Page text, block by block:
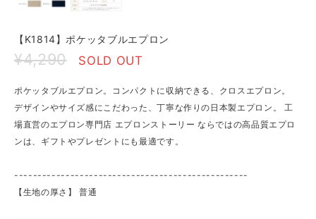
【K1814】ポケッタブルエプロン
¥4,290 SOLD OUT
ポケッタブルエプロン。コンパクトに収納できる、クロスエプロン。
デザインやサイズ感にこだわった、丁寧な作りの日本製エプロン。 工
場直営のエプロン専門店 エプロンストーリー ならではの高品質エプロ
ンは、ギフトやプレゼントにも最適です。
--------------------------------------------------
【生地の厚さ】 ​普通